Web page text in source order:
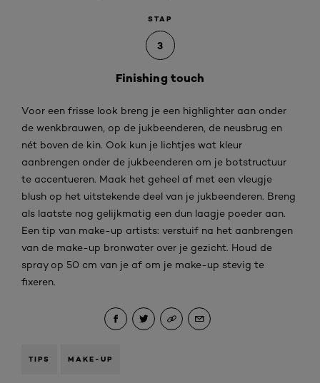
STAP
3
Finishing touch
Voor een frisse look breng je een highlighter aan onder
de wenkbrauwen, op de jukbeenderen, de neusbrug en
nét boven de kin. Ook kun je lichtjes wat kleur
aanbrengen onder de jukbeenderen om je botstructuur
te accentueren. Maak het geheel af met een vleugje
blush op het uitstekende deel van je jukbeenderen. Breng
als laatste nog gelijkmatig een dun laagje poeder aan.
Een tip van make-up artists: verstuif na het aanbrengen
van de make-up bronwater over je gezicht. Houd de
spray op 50 cm van je af om je make-up stevig te
fixeren.
TIPS MAKE-UP